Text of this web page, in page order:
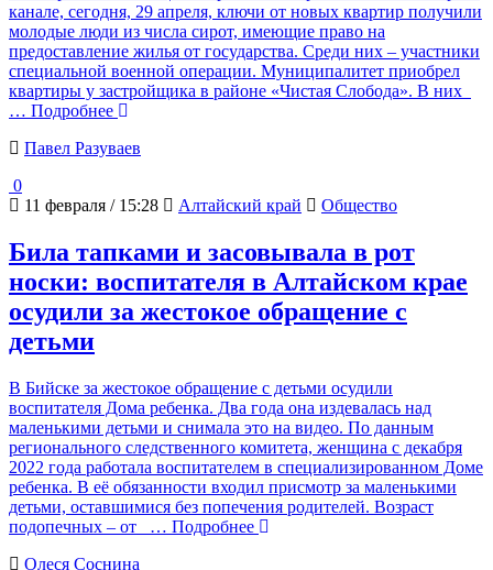
канале, сегодня, 29 апреля, ключи от новых квартир получили
молодые люди из числа сирот, имеющие право на
предоставление жилья от государства. Среди них – участники
специальной военной операции. Муниципалитет приобрел
квартиры у застройщика в районе «Чистая Слобода». В них
… Подробнее
Павел Разуваев
0
11 февраля / 15:28
Алтайский край Общество
Била тапками и засовывала в рот
носки: воспитателя в Алтайском крае
осудили за жестокое обращение с
детьми
В Бийске за жестокое обращение с детьми осудили
воспитателя Дома ребенка. Два года она издевалась над
маленькими детьми и снимала это на видео. По данным
регионального следственного комитета, женщина с декабря
2022 года работала воспитателем в специализированном Доме
ребенка. В её обязанности входил присмотр за маленькими
детьми, оставшимися без попечения родителей. Возраст
подопечных – от
… Подробнее
Олеся Соснина